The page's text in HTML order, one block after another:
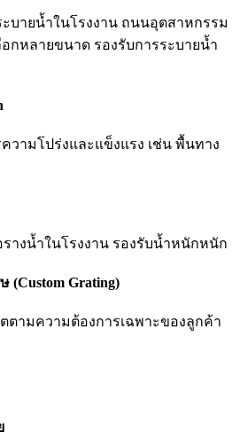
บายน้ำในโรงงาน ถนนอุตสาหกรรม
กหลายขนาด รองรับการระบายน้ำ
วามโปร่งและแข็งแรง เช่น พื้นทาง
างน้ำในโรงงาน รองรับน้ำหนักหนัก
(Custom Grating)
ตามความต้องการเฉพาะของลูกค้า